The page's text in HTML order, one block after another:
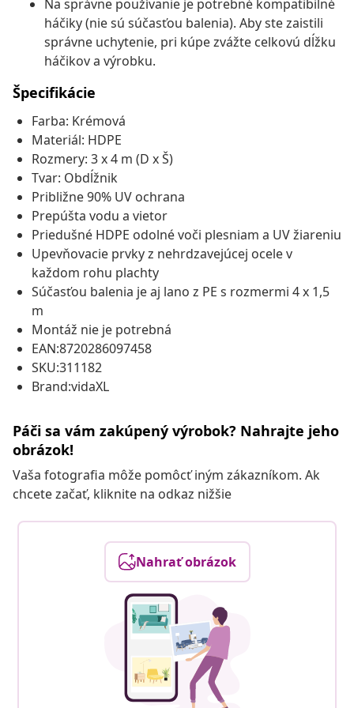
Na správne používanie je potrebné kompatibilné
háčiky (nie sú súčasťou balenia). Aby ste zaistili
správne uchytenie, pri kúpe zvážte celkovú dĺžku
háčikov a výrobku.
Špecifikácie
Farba: Krémová
Materiál: HDPE
Rozmery: 3 x 4 m (D x Š)
Tvar: Obdĺžnik
Približne 90% UV ochrana
Prepúšta vodu a vietor
Priedušné HDPE odolné voči plesniam a UV žiareniu
Upevňovacie prvky z nehrdzavejúcej ocele v
každom rohu plachty
Súčasťou balenia je aj lano z PE s rozmermi 4 x 1,5
m
Montáž nie je potrebná
EAN:8720286097458
SKU:311182
Brand:vidaXL
Páči sa vám zakúpený výrobok? Nahrajte jeho
obrázok!
Vaša fotografia môže pomôcť iným zákazníkom. Ak
chcete začať, kliknite na odkaz nižšie
Nahrať obrázok